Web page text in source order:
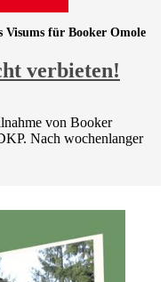
verbieten!
Visums für Booker Omole
von Booker
Nach wochenlanger